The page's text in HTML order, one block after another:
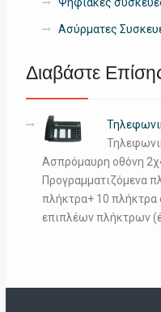
Ψηφιακές
Ασύρματες
Διαβάστε
Ασπρόμαυρη οθόνη
Προγραμματιζόμενα
πλήκτρα+ 10 πλήκτρα
επιπλέων πλήκτρων